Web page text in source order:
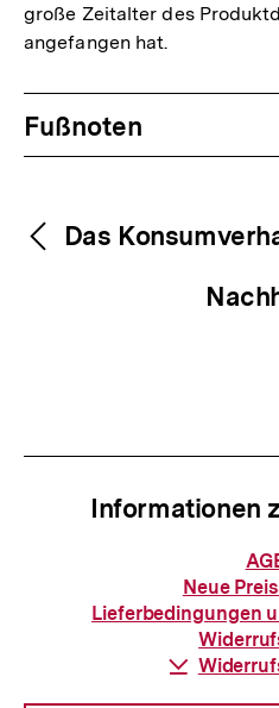
große Zeitalter des
angefangen hat.
Fussnoten
Fußnoten
Inhaltsnavigation
Das
Informationen
Neue
Lieferbedingungen